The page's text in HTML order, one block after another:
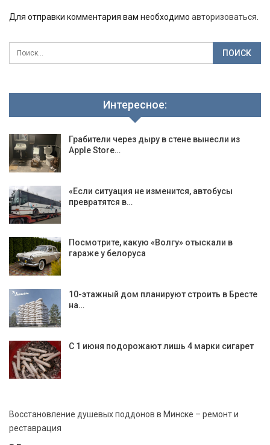
Для отправки комментария вам необходимо авторизоваться
Интересное:
Грабители через дыру в стене вынесли из
Apple Store…
«Если ситуация не изменится, автобусы
превратятся в…
Посмотрите, какую «Волгу» отыскали в
гараже у белоруса
10-этажный дом планируют строить в Бресте
на…
С 1 июня подорожают лишь 4 марки сигарет
Восстановление душевых поддонов в Минске – ремонт и
реставрация